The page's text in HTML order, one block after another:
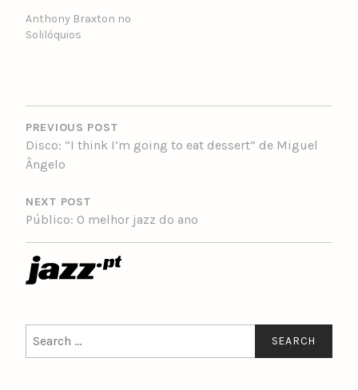
Anthony Braxton no
Solilóquios
POST
NAVIGATION
PREVIOUS POST
Disco: “I think I’m going to eat dessert” de Miguel
Ângelo
NEXT POST
Público: O melhor jazz do ano
for: